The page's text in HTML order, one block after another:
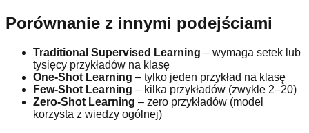
Porównanie z innymi podejściami
Traditional Supervised Learning – wymaga setek lub
tysięcy przykładów na klasę
One-Shot Learning – tylko jeden przykład na klasę
Few-Shot Learning – kilka przykładów (zwykle 2–20)
Zero-Shot Learning – zero przykładów (model
korzysta z wiedzy ogólnej)